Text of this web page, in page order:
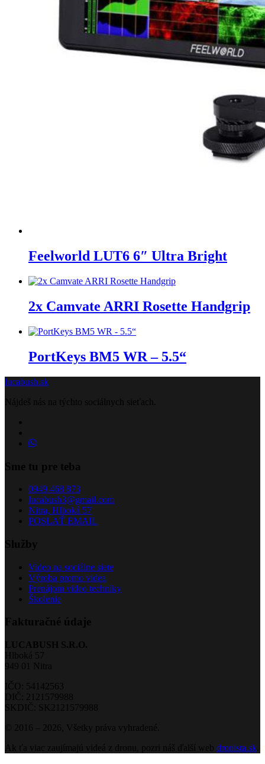
Feelworld LUT6 6″ Ultra Bright
2x Camvate ARRI Rosette Handgrip
PortKeys BM5 WR – 5.5“
lucabush.sk
Nájdeš nás na týchto sociálnych sieťach.
Sme tu pre teba
0949 468 873
lucabush3@gmail.com
Nitra, Hlboká 57
POSLAŤ EMAIL
Služby
Video na sociálne siete
Výroba promo videa
Prenájom video techniky
Školenie
Fakturačné údaje
LUCABUSH S.R.O.
Hlboká 57
949 01 Nitra
IČO: 54142563
DIČ: 2121579988
SKDIČ: SK2121579988
© 2016 – 2026, Všetky práva vyhradené.
Ak ťa viac zaujímajú videá z dronu, pozri náš ďalší web dronista.sk